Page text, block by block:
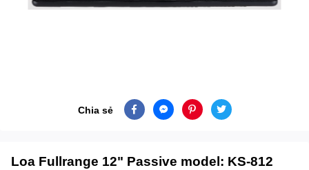
Chia sẻ
Loa Fullrange 12" Passive model: KS-812